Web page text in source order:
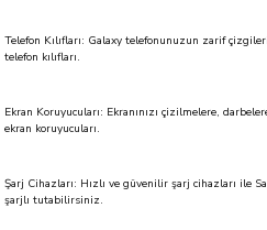
Telefon Kılıfları: Galaxy telefonunuzun zarif
telefon kılıfları.
Ekran Koruyucuları: Ekranınızı çizilmelere,
ekran koruyucuları.
Şarj Cihazları: Hızlı ve güvenilir şarj cihazları ile
şarjlı tutabilirsiniz.